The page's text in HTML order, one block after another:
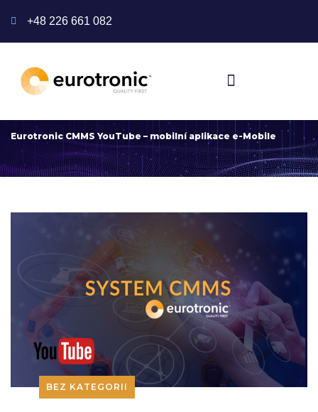
+48 226 661 082
Eurotronic CMMS YouTube – mobilní aplikace e-Mobile
BEZ KATEGORII